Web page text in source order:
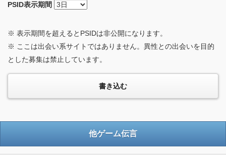
PSID表示期間
※ 表示期間を超えるとPSIDは非公開になります。
※ ここは出会い系サイトではありません。異性との出会いを目的
とした募集は禁止しています。
他ゲーム伝言